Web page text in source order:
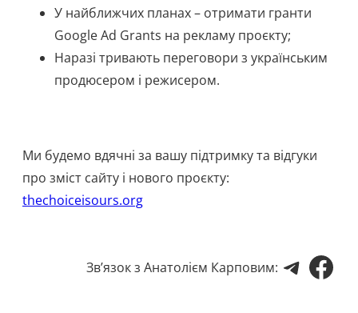
У найближчих планах – отримати гранти
Google Ad Grants на рекламу проєкту;
Наразі тривають переговори з українським
продюсером і режисером.
Ми будемо вдячні за вашу підтримку та відгуки
про зміст сайту і нового проєкту:
thechoiceisours.org
Зв’язок з Анатолієм Карповим: